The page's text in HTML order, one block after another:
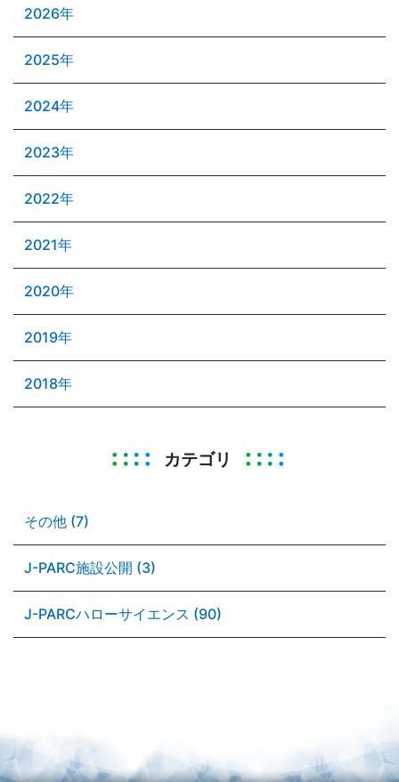
2026年
2025年
2024年
2023年
2022年
2021年
2020年
2019年
2018年
カテゴリ
その他 (7)
J-PARC施設公開 (3)
J-PARCハローサイエンス (90)